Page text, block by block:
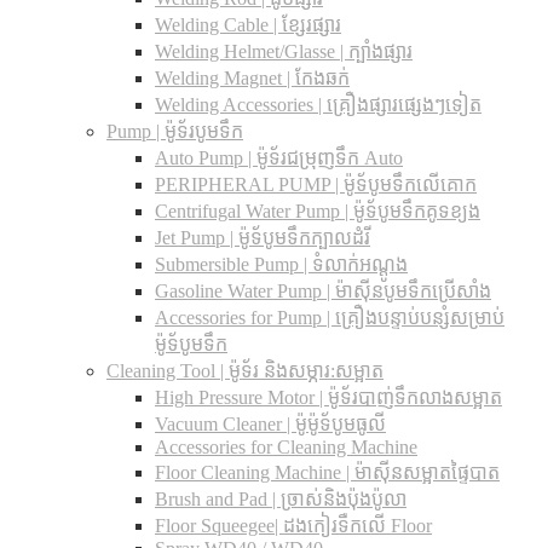
Welding Cable | ខ្សែរផ្សារ
Welding Helmet/Glasse | ក្បាំងផ្សារ
Welding Magnet | កែងឆក់
Welding Accessories | គ្រឿងផ្សារផ្សេងៗទៀត
Pump | ម៉ូទ័របូមទឹក
Auto Pump | ម៉ូទ័រជម្រុញទឹក Auto
PERIPHERAL PUMP | ម៉ូទ័បូមទឹកលើគោក
Centrifugal Water Pump | ម៉ូទ័បូមទឹកគូទខ្យង
Jet Pump | ម៉ូទ័បូមទឹកក្បាលដំរី
Submersible Pump | ទំលាក់អណ្តូង
Gasoline Water Pump | ម៉ាស៊ីនបូមទឹកប្រើសាំង
Accessories for Pump | គ្រឿងបន្ទាប់បន្សំសម្រាប់
ម៉ូទ័បូមទឹក
Cleaning Tool | ម៉ូទ័រ និងសម្ភារ:សម្អាត
High Pressure Motor | ម៉ូទ័របាញ់ទឹកលាងសម្អាត
Vacuum Cleaner | ម៉ូម៉ូទ័បូមធូលី
Accessories for Cleaning Machine
Floor Cleaning Machine | ម៉ាស៊ីនសម្អាតផ្ទៃបាត
Brush and Pad | ច្រាស់និងប៉ុងប៉ូលា
Floor Squeegee| ដងកៀរទឺកលើ Floor